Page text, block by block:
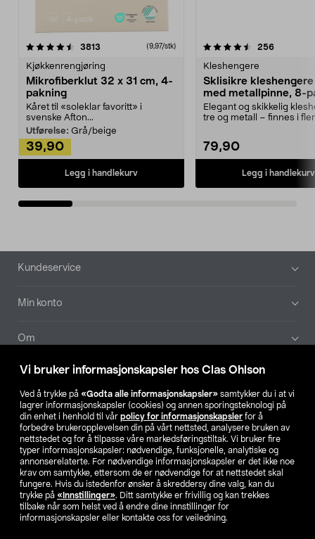
Vi bruker informasjonskapsler hos Clas Ohlson
Ved å trykke på «Godta alle informasjonskapsler» samtykker du i at vi
lagrer informasjonskapsler (cookies) og annen sporingsteknologi på
din enhet i henhold til vår policy for informasjonskapsler for å
forbedre brukeropplevelsen din på vårt nettsted, analysere bruken av
nettstedet og for å tilpasse våre markedsføringstiltak. Vi bruker fire
typer informasjonskapsler: nødvendige, funksjonelle, analytiske og
annonserelaterte. For nødvendige informasjonskapsler er det ikke noe
krav om samtykke, ettersom de er nødvendige for at nettstedet skal
fungere. Hvis du istedenfor ønsker å skreddersy dine valg, kan du
trykke på «Innstillinger». Ditt samtykke er frivillig og kan trekkes
tilbake når som helst ved å endre dine innstillinger for
informasjonskapsler eller kontakte oss for veiledning.
3813 anmeldelser(9,97/stk)
Kjøkkenrengjøring
Mikrofiberklut 32 x 31 cm, 4-
pakning
Kåret til «soleklar favoritt» i
svenske Afton...
Utførelse: Grå/beige
39,90
Legg i handlekurv
4.5av 5 stjerner 256
Kleshengere
Sklisikre
med metallpinne, 8-
Elegant og skikkelig
tre og metall – finnes i
79,90
Legg i handlekurv
4.5av 5 stjerner
Bunntekst
Kundeservice
Min konto
Om
Aktuelt
Våre selskaper
Finn din butikk
SE NO FI